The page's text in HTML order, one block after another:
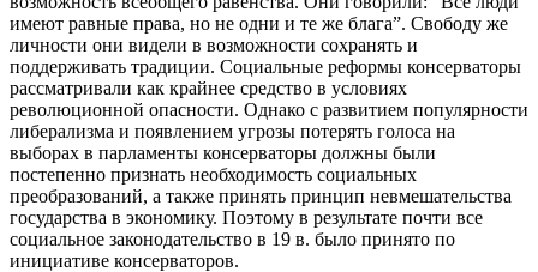
имеют равные права, но не одни и те же блага”. Свободу же
личности они видели в возможности сохранять и
поддерживать традиции. Социальные реформы консерваторы
рассматривали как крайнее средство в условиях
революционной опасности. Однако с развитием популярности
либерализма и появлением угрозы потерять голоса на
выборах в парламенты консерваторы должны были
постепенно признать необходимость социальных
преобразований, а также принять принцип невмешательства
государства в экономику. Поэтому в результате почти все
социальное законодательство в 19 в. было принято по
инициативе консерваторов.